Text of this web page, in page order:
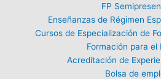
FP
Enseñanzas de Régimen
Cursos de Especialización de
Formación para el
Acreditación de
Bolsa de